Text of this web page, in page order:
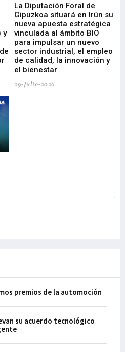
y
La Diputación Foral de
Gipuzkoa situará en Irún su
nueva apuesta estratégica
vinculada al ámbito BIO
para impulsar un nuevo
sector industrial, el empleo
de calidad, la innovación y
el bienestar
29-Julio-2026
premios de la automoción
su acuerdo tecnológico